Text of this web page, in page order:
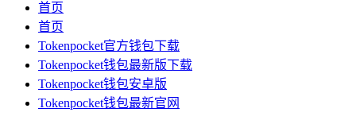
首页
首页
Tokenpocket官方钱包下载
Tokenpocket钱包最新版下载
Tokenpocket钱包安卓版
Tokenpocket钱包最新官网